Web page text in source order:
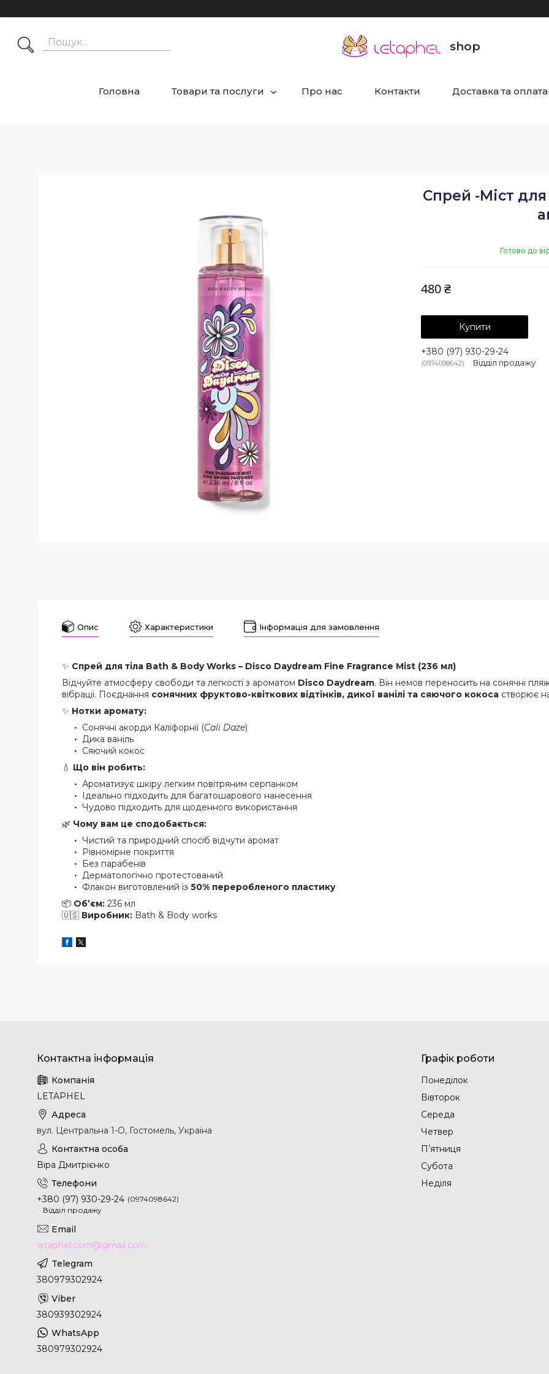
shop
Головна Товари та послуги Про нас Контакти Доставка та оплата
Спрей -Міст для
Готово до
480 ₴
Купити
+380 (97) 930-29-24
0974098642 Відділ продажу
Опис Характеристики Інформація для замовлення
✨ Спрей для тіла Bath & Body Works – Disco Daydream Fine Fragrance Mist (236 мл)
Відчуйте атмосферу свободи та легкості з ароматом Disco Daydream. Він немов переносить на сонячні
вібрації. Поєднання сонячних фруктово-квіткових відтінків, дикої ванілі та сяючого кокоса створює
✨ Нотки аромату:
Сонячні акорди Каліфорнії (Cali Daze)
Дика ваніль
Сяючий кокос
💧 Що він робить:
Ароматизує шкіру легким повітряним серпанком
Ідеально підходить для багатошарового нанесення
Чудово підходить для щоденного використання
🌿 Чому вам це сподобається:
Чистий та природний спосіб відчути аромат
Рівномірне покриття
Без парабенів
Дерматологічно протестований
Флакон виготовлений із 50% переробленого пластику
📦 Об’єм: 236 мл
🇺🇸 Виробник: Bath & Body works
LETAPHEL
вул. Центральна 1-О, Гостомель, Україна
Віра Дмитрієнко
+380 (97) 930-29-24
0974098642
Відділ продажу
letaphel.com@gmail.com
380979302924
380939302924
380979302924
Графік роботи
Понеділок
Вівторок
Середа
Четвер
Пʼятниця
Субота
Неділя